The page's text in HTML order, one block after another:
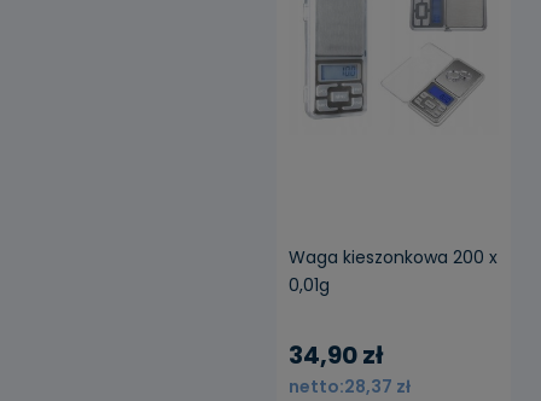
Waga kieszonkowa 200 x
0,01g
34,90 zł
28,37 zł